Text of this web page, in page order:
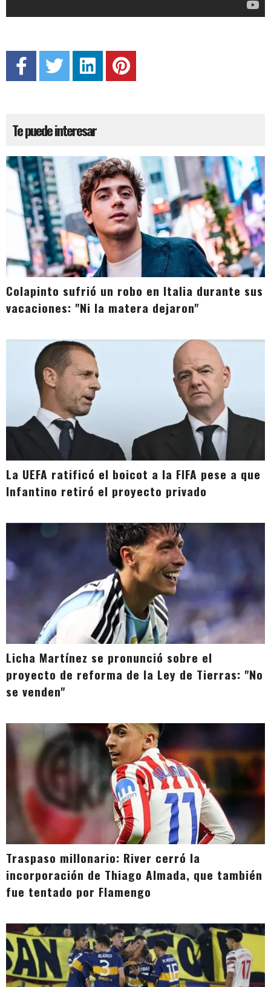
Te puede interesar
Colapinto sufrió un robo en Italia durante sus
vacaciones: "Ni la matera dejaron"
La UEFA ratificó el boicot a la FIFA pese a que
Infantino retiró el proyecto privado
Licha Martínez se pronunció sobre el
proyecto de reforma de la Ley de Tierras: "No
se venden"
Traspaso millonario: River cerró la
incorporación de Thiago Almada, que también
fue tentado por Flamengo